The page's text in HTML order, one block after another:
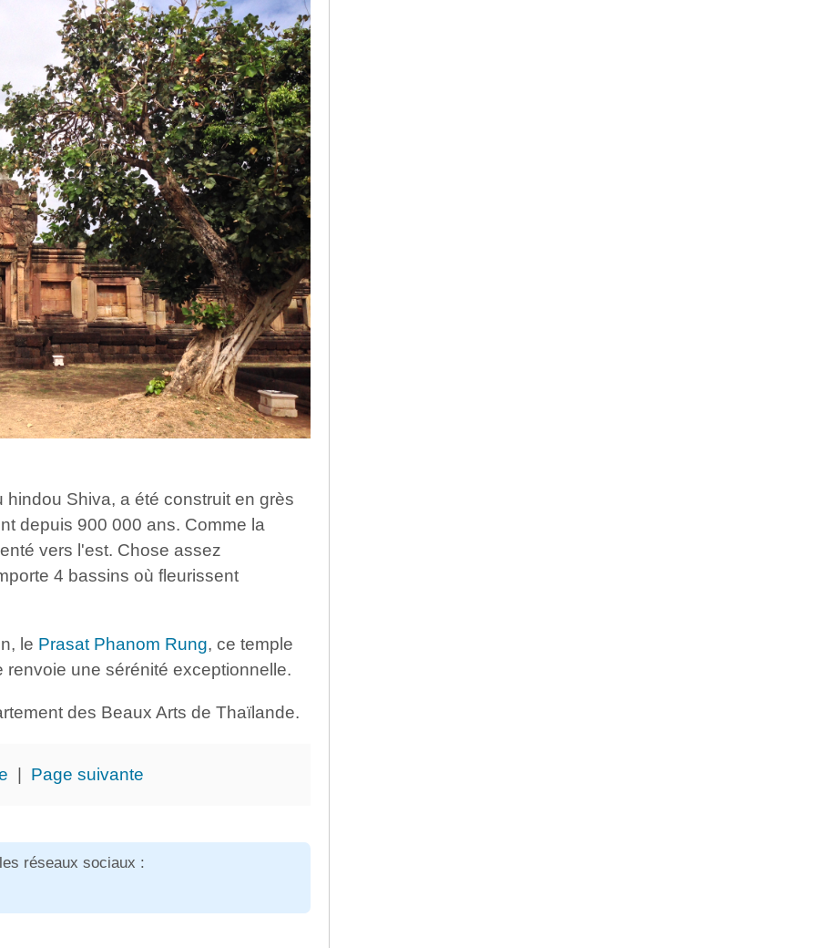
Shiva, a été construit en grès
depuis 900 000 ans. Comme la
vers l'est. Chose assez
4 bassins où fleurissent
le Prasat Phanom Rung, ce temple
renvoie une sérénité exceptionnelle.
des Beaux Arts de Thaïlande.
Page suivante
réseaux sociaux :